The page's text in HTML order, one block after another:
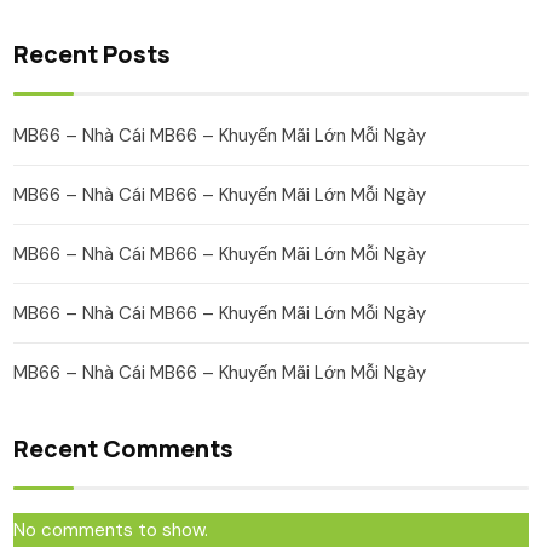
Recent Posts
MB66 – Nhà Cái MB66 – Khuyến Mãi Lớn Mỗi Ngày
MB66 – Nhà Cái MB66 – Khuyến Mãi Lớn Mỗi Ngày
MB66 – Nhà Cái MB66 – Khuyến Mãi Lớn Mỗi Ngày
MB66 – Nhà Cái MB66 – Khuyến Mãi Lớn Mỗi Ngày
MB66 – Nhà Cái MB66 – Khuyến Mãi Lớn Mỗi Ngày
Recent Comments
No comments to show.